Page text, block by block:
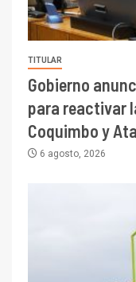
TITULAR
Gobierno
para reactivar
Coquimbo y
6 agosto, 2026